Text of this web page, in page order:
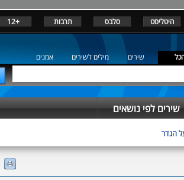
היטליסט סלבס תרבות +12
שירים מילים לשירים אמנים
שירים לפי נושאים
הגדר